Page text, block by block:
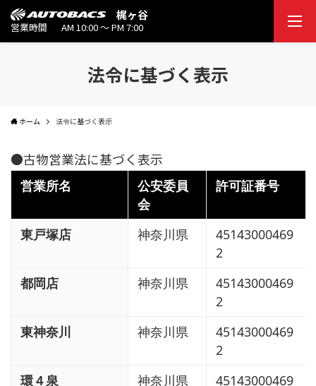
梶ヶ谷
営業時間 AM 10:00 ～ PM 7:00
法令に基づく表示
ホーム 法令に基づく表示
●古物営業法に基づく表示
営業所名
公安委員
会
許可証番号
東戸塚店 神奈川県
45143000469
2
都岡店
神奈川県
45143000469
2
東神奈川
神奈川県
45143000469
2
環４泉
神奈川県
45143000469